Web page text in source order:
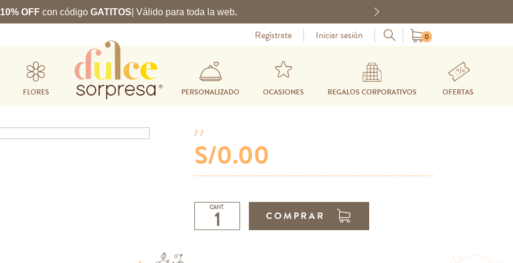
10% OFF con código GATITOS | Válido para toda la web. Next
Regístrate Iniciar sesión 0
FLORES PERSONALIZADO OCASIONES REGALOS CORPORATIVOS OFERTAS
/ /
S/0.00
CANT.
COMPRAR